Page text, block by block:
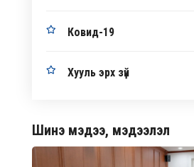
Ковид-19
Хууль эрх зүй
Шинэ мэдээ, мэдээлэл